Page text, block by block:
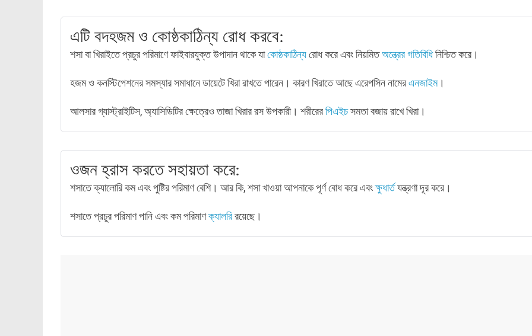
এটি বদহজম ও কোষ্ঠকাঠিন্য রোধ করবে:
শসা বা খিরাইতে প্রচুর পরিমাণে ফাইবারযুক্ত উপাদান থাকে যাকোষ্ঠকাঠিন্যরোধ করে এবং নিয়মিতঅন্ত্রের গতিবিধিনিশ্চিত করে।
হজম ও কনস্টিপেশনের সমস্যার সমাধানে ডায়েটে খিরা রাখতে পারেন। কারণ খিরাতে আছে এরেপসিন নামেরএনজাইম।
আলসার গ্যাস্ট্রাইটিস, অ্যাসিডিটির ক্ষেত্রেও তাজা খিরার রস উপকারী। শরীরেরপিএইচসমতা বজায় রাখে খিরা।
ওজন হ্রাস করতে সহায়তা করে:
শসাতে ক্যালোরি কম এবং পুষ্টির পরিমাণ বেশি। আর কি, শসা খাওয়া আপনাকে পূর্ণ বোধ করে এবংক্ষুধার্তযন্ত্রণা দূর করে।
শসাতে প্রচুর পরিমাণ পানি এবং কম পরিমাণক্যালরিরয়েছে।